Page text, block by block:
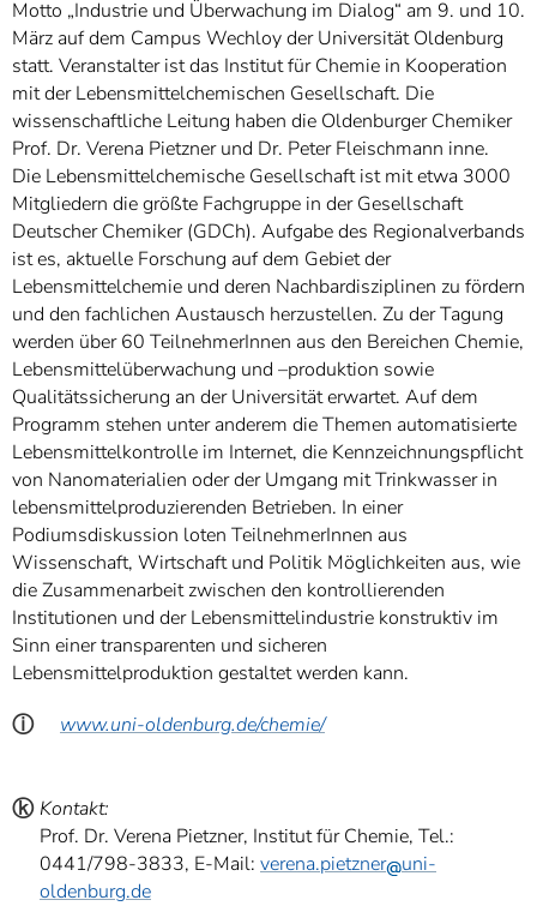
Motto „Industrie und Überwachung im Dialog“ am 9. und 10.
März auf dem Campus Wechloy der Universität Oldenburg
statt. Veranstalter ist das Institut für Chemie in Kooperation
mit der Lebensmittelchemischen Gesellschaft. Die
wissenschaftliche Leitung haben die Oldenburger Chemiker
Prof. Dr. Verena Pietzner und Dr. Peter Fleischmann inne.
Die Lebensmittelchemische Gesellschaft ist mit etwa 3000
Mitgliedern die größte Fachgruppe in der Gesellschaft
Deutscher Chemiker (GDCh). Aufgabe des Regionalverbands
ist es, aktuelle Forschung auf dem Gebiet der
Lebensmittelchemie und deren Nachbardisziplinen zu fördern
und den fachlichen Austausch herzustellen. Zu der Tagung
werden über 60 TeilnehmerInnen aus den Bereichen Chemie,
Lebensmittelüberwachung und –produktion sowie
Qualitätssicherung an der Universität erwartet. Auf dem
Programm stehen unter anderem die Themen automatisierte
Lebensmittelkontrolle im Internet, die Kennzeichnungspflicht
von Nanomaterialien oder der Umgang mit Trinkwasser in
lebensmittelproduzierenden Betrieben. In einer
Podiumsdiskussion loten TeilnehmerInnen aus
Wissenschaft, Wirtschaft und Politik Möglichkeiten aus, wie
die Zusammenarbeit zwischen den kontrollierenden
Institutionen und der Lebensmittelindustrie konstruktiv im
Sinn einer transparenten und sicheren
Lebensmittelproduktion gestaltet werden kann.
ⓘ www.uni-oldenburg.de/chemie/
ⓚ Kontakt:
Prof. Dr. Verena Pietzner, Institut für Chemie, Tel.:
0441/798-3833, E-Mail: verena.pietzner
uni-
oldenburg.de